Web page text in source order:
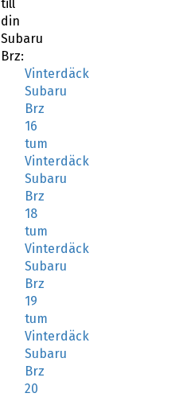
till
din
Subaru
Brz:
Vinterdäck
Subaru
Brz
16
tum
Vinterdäck
Subaru
Brz
18
tum
Vinterdäck
Subaru
Brz
19
tum
Vinterdäck
Subaru
Brz
20